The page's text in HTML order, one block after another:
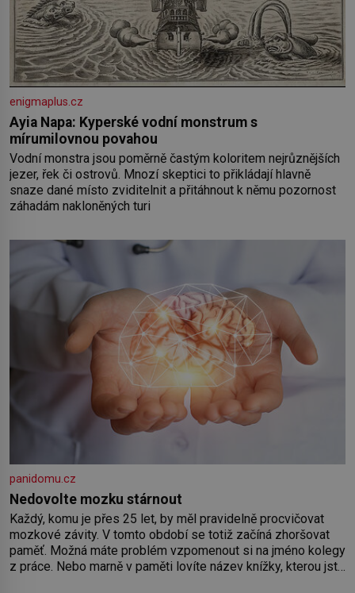
enigmaplus.cz
Ayia Napa: Kyperské vodní monstrum s
mírumilovnou povahou
Vodní monstra jsou poměrně častým koloritem nejrůznějších
jezer, řek či ostrovů. Mnozí skeptici to přikládají hlavně
snaze dané místo zviditelnit a přitáhnout k němu pozornost
záhadám nakloněných turi
panidomu.cz
Nedovolte mozku stárnout
Každý, komu je přes 25 let, by měl pravidelně procvičovat
mozkové závity. V tomto období se totiž začíná zhoršovat
paměť. Možná máte problém vzpomenout si na jméno kolegy
z práce. Nebo marně v paměti lovíte název knížky, kterou jste